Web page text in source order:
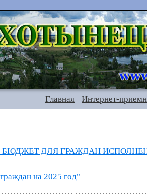
Главная Интернет-
ДЛЯ ГРАЖДАН
на 2025 год"